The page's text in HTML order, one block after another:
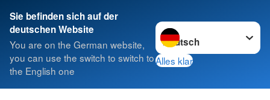
Sie befinden sich auf der
deutschen Website
You are on the German website,
you can use the switch to switch to
the English one
Sprache wechseln zu
Alles klar